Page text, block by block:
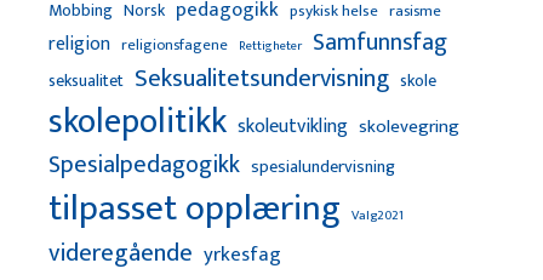
Mobbing Norsk pedagogikk psykisk helse rasisme
religion religionsfagene Rettigheter Samfunnsfag
seksualitet Seksualitetsundervisning skole
skolepolitikk skoleutvikling skolevegring
Spesialpedagogikk spesialundervisning
tilpasset opplæring Valg2021
videregående yrkesfag